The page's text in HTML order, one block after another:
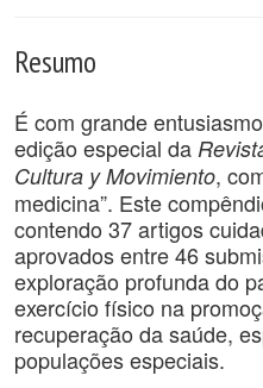
Resumo
É com grande
edição especial da
Cultura y Movimiento,
medicina”. Este
contendo 37 artigos
aprovados entre 46
exploração profunda do
exercício físico na
recuperação da saúde,
populações especiais.